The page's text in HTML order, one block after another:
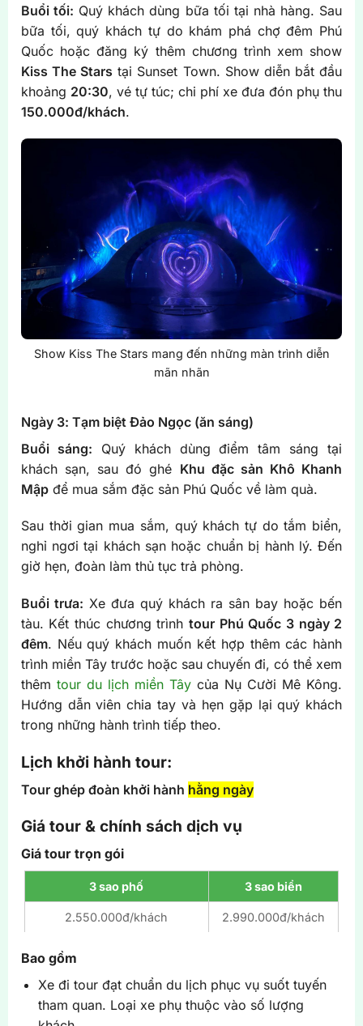
Buổi tối: Quý khách dùng bữa tối tại nhà hàng. Sau
bữa tối, quý khách tự do khám phá chợ đêm Phú
Quốc hoặc đăng ký thêm chương trình xem show
Kiss The Stars tại Sunset Town. Show diễn bắt đầu
khoảng 20:30, vé tự túc; chi phí xe đưa đón phụ thu
150.000đ/khách.
Show Kiss The Stars mang đến những màn trình diễn
mãn nhãn
Ngày 3: Tạm biệt Đảo Ngọc (ăn sáng)
Buổi sáng: Quý khách dùng điểm tâm sáng tại
khách sạn, sau đó ghé Khu đặc sản Khô Khanh
Mậpđể mua sắm đặc sản Phú Quốc về làm quà.
Sau thời gian mua sắm, quý khách tự do tắm biển,
nghỉ ngơi tại khách sạn hoặc chuẩn bị hành lý. Đến
giờ hẹn, đoàn làm thủ tục trả phòng.
Buổi trưa: Xe đưa quý khách ra sân bay hoặc bến
tàu. Kết thúc chương trình tour Phú Quốc 3 ngày 2
đêm. Nếu quý khách muốn kết hợp thêm các hành
trình miền Tây trước hoặc sau chuyến đi, có thể xem
thêm tour du lịch miền Tây của Nụ Cười Mê Kông.
Hướng dẫn viên chia tay và hẹn gặp lại quý khách
trong những hành trình tiếp theo.
Lịch khởi hành tour:
Tour ghép đoàn khởi hành hằng ngày
Giá tour & chính sách dịch vụ
Giá tour trọn gói
3 sao phố 3 sao biển
2.550.000đ/khách 2.990.000đ/khách
Bao gồm
Xe đi tour đạt chuẩn du lịch phục vụ suốt tuyến
tham quan. Loại xe phụ thuộc vào số lượng